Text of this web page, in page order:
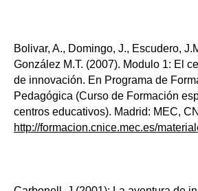
Bolivar, A., Domingo, J., Escudero,
González M.T. (2007). Modulo 1: El
de innovación. En Programa de
Pedagógica (Curso de Formación
centros educativos). Madrid: MEC,
http://formacion.cnice.mec.es/